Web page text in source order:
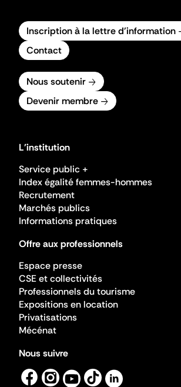
Inscription à la lettre d'information
Contact
Nous soutenir
Devenir membre
L'institution
Service public +
Index égalité femmes-hommes
Recrutement
Marchés publics
Informations pratiques
Offre aux professionnels
Espace presse
CSE et collectivités
Professionnels du tourisme
Expositions en location
Privatisations
Mécénat
Nous suivre